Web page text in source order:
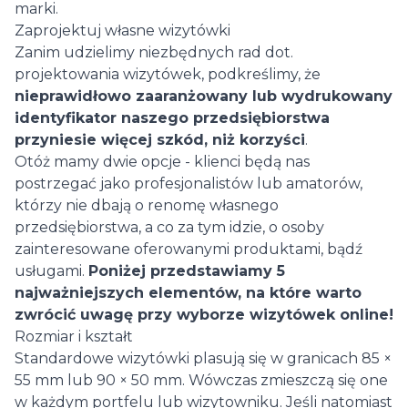
marki.
Zaprojektuj własne wizytówki
Zanim udzielimy niezbędnych rad dot.
projektowania wizytówek, podkreślimy, że
nieprawidłowo zaaranżowany lub wydrukowany
identyfikator naszego przedsiębiorstwa
przyniesie więcej szkód, niż korzyści.
Otóż mamy dwie opcje - klienci będą nas
postrzegać jako profesjonalistów lub amatorów,
którzy nie dbają o renomę własnego
przedsiębiorstwa, a co za tym idzie, o osoby
zainteresowane oferowanymi produktami, bądź
usługami. Poniżej przedstawiamy 5
najważniejszych elementów, na które warto
zwrócić uwagę przy wyborze wizytówek online!
Rozmiar i kształt
Standardowe wizytówki plasują się w granicach 85 ×
55 mm lub 90 × 50 mm. Wówczas zmieszczą się one
w każdym portfelu lub wizytowniku. Jeśli natomiast